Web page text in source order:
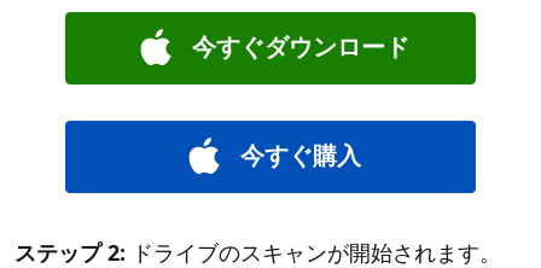
今すぐダウンロード
今すぐ購入
ステップ 2: ドライブのスキャンが開始されます。